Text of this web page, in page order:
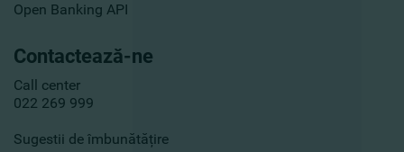
Open Banking API
Contactează-ne
Call center
022 269 999
Sugestii de îmbunătățire